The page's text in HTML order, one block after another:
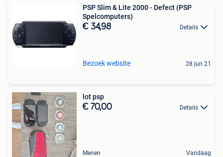
PSP Slim & Lite 2000 - Defect (PSP
Spelcomputers)
€ 34,98 Details
Bezoek website 28 jun 21
lot psp
€ 70,00 Details
Menen Vandaag